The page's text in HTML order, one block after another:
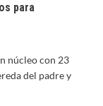
para
núcleo con 23
del padre y